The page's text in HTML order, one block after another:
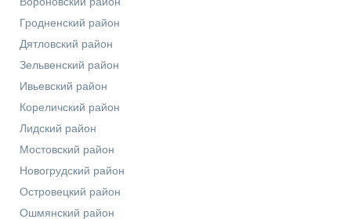
Гродненский район
Дятловский район
Зельвенский район
Ивьевский район
Кореличский район
Лидский район
Мостовский район
Новогрудский район
Островецкий район
Ошмянский район